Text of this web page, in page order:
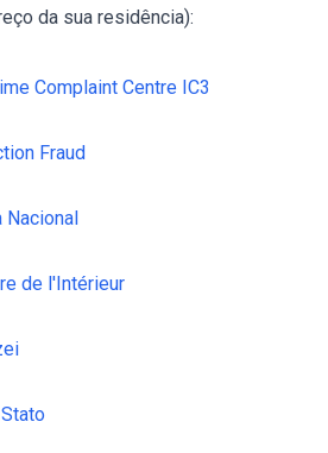
da sua residência):
Complaint Centre IC3
Fraud
Nacional
de l'Intérieur